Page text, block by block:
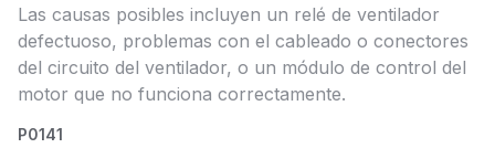
Las causas posibles incluyen un relé de ventilador
defectuoso, problemas con el cableado o conectores
del circuito del ventilador, o un módulo de control del
motor que no funciona correctamente.
P0141